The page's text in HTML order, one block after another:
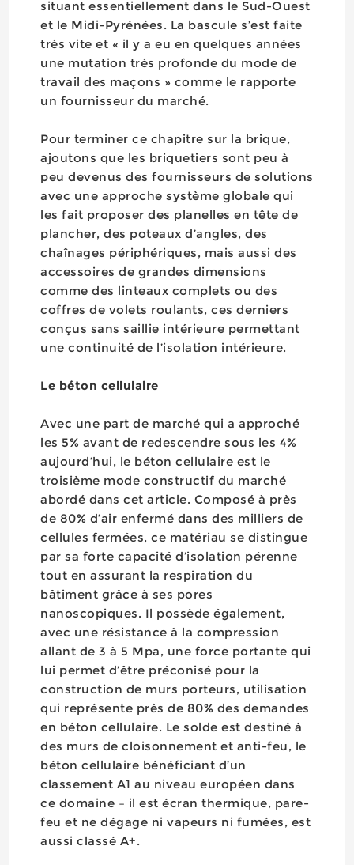
situant essentiellement dans le Sud-Ouest
et le Midi-Pyrénées. La bascule s’est faite
très vite et « il y a eu en quelques années
une mutation très profonde du mode de
travail des maçons » comme le rapporte
un fournisseur du marché.
Pour terminer ce chapitre sur la brique,
ajoutons que les briquetiers sont peu à
peu devenus des fournisseurs de solutions
avec une approche système globale qui
les fait proposer des planelles en tête de
plancher, des poteaux d’angles, des
chaînages périphériques, mais aussi des
accessoires de grandes dimensions
comme des linteaux complets ou des
coffres de volets roulants, ces derniers
conçus sans saillie intérieure permettant
une continuité de l’isolation intérieure.
Le béton cellulaire
Avec une part de marché qui a approché
les 5% avant de redescendre sous les 4%
aujourd’hui, le béton cellulaire est le
troisième mode constructif du marché
abordé dans cet article. Composé à près
de 80% d’air enfermé dans des milliers de
cellules fermées, ce matériau se distingue
par sa forte capacité d’isolation pérenne
tout en assurant la respiration du
bâtiment grâce à ses pores
nanoscopiques. Il possède également,
avec une résistance à la compression
allant de 3 à 5 Mpa, une force portante qui
lui permet d’être préconisé pour la
construction de murs porteurs, utilisation
qui représente près de 80% des demandes
en béton cellulaire. Le solde est destiné à
des murs de cloisonnement et anti-feu, le
béton cellulaire bénéficiant d’un
classement A1 au niveau européen dans
ce domaine – il est écran thermique, pare-
feu et ne dégage ni vapeurs ni fumées, est
aussi classé A+.